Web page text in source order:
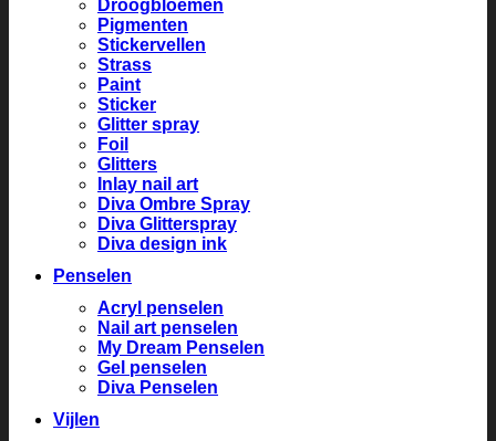
Droogbloemen
Pigmenten
Stickervellen
Strass
Paint
Sticker
Glitter spray
Foil
Glitters
Inlay nail art
Diva Ombre Spray
Diva Glitterspray
Diva design ink
Penselen
Acryl penselen
Nail art penselen
My Dream Penselen
Gel penselen
Diva Penselen
Vijlen